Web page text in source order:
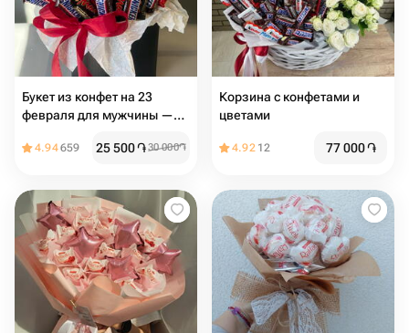
Букет из конфет на 23
февраля для мужчины —
подарок ко Дню защитника
4.94659 25 500֏30 000֏
Корзина с конфетами и
цветами
4.92 12 77 000֏